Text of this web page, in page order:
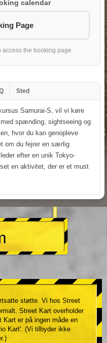
calendar
Page
access the booking page
Sted
Samurai-S, vil vi køre
spænding, sightseeing og
hvor du kan genopleve
om du fejrer en særlig
efter en unik Tokyo-
en aktivitet, der er et must
støtte. Vi hos Street
Street Kart overholder
er på ingen måde en
Kart'. (Vi tilbyder ikke